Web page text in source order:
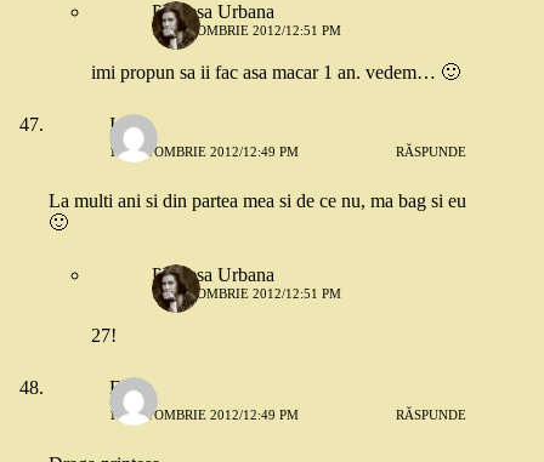
Printesa Urbana
18 OCTOMBRIE 2012/12:51 PM
imi propun sa ii fac asa macar 1 an. vedem… 🙂
Issa
18 OCTOMBRIE 2012/12:49 PM RĂSPUNDE
La multi ani si din partea mea si de ce nu, ma bag si eu
🙂
Printesa Urbana
18 OCTOMBRIE 2012/12:51 PM
27!
Elena
18 OCTOMBRIE 2012/12:49 PM RĂSPUNDE